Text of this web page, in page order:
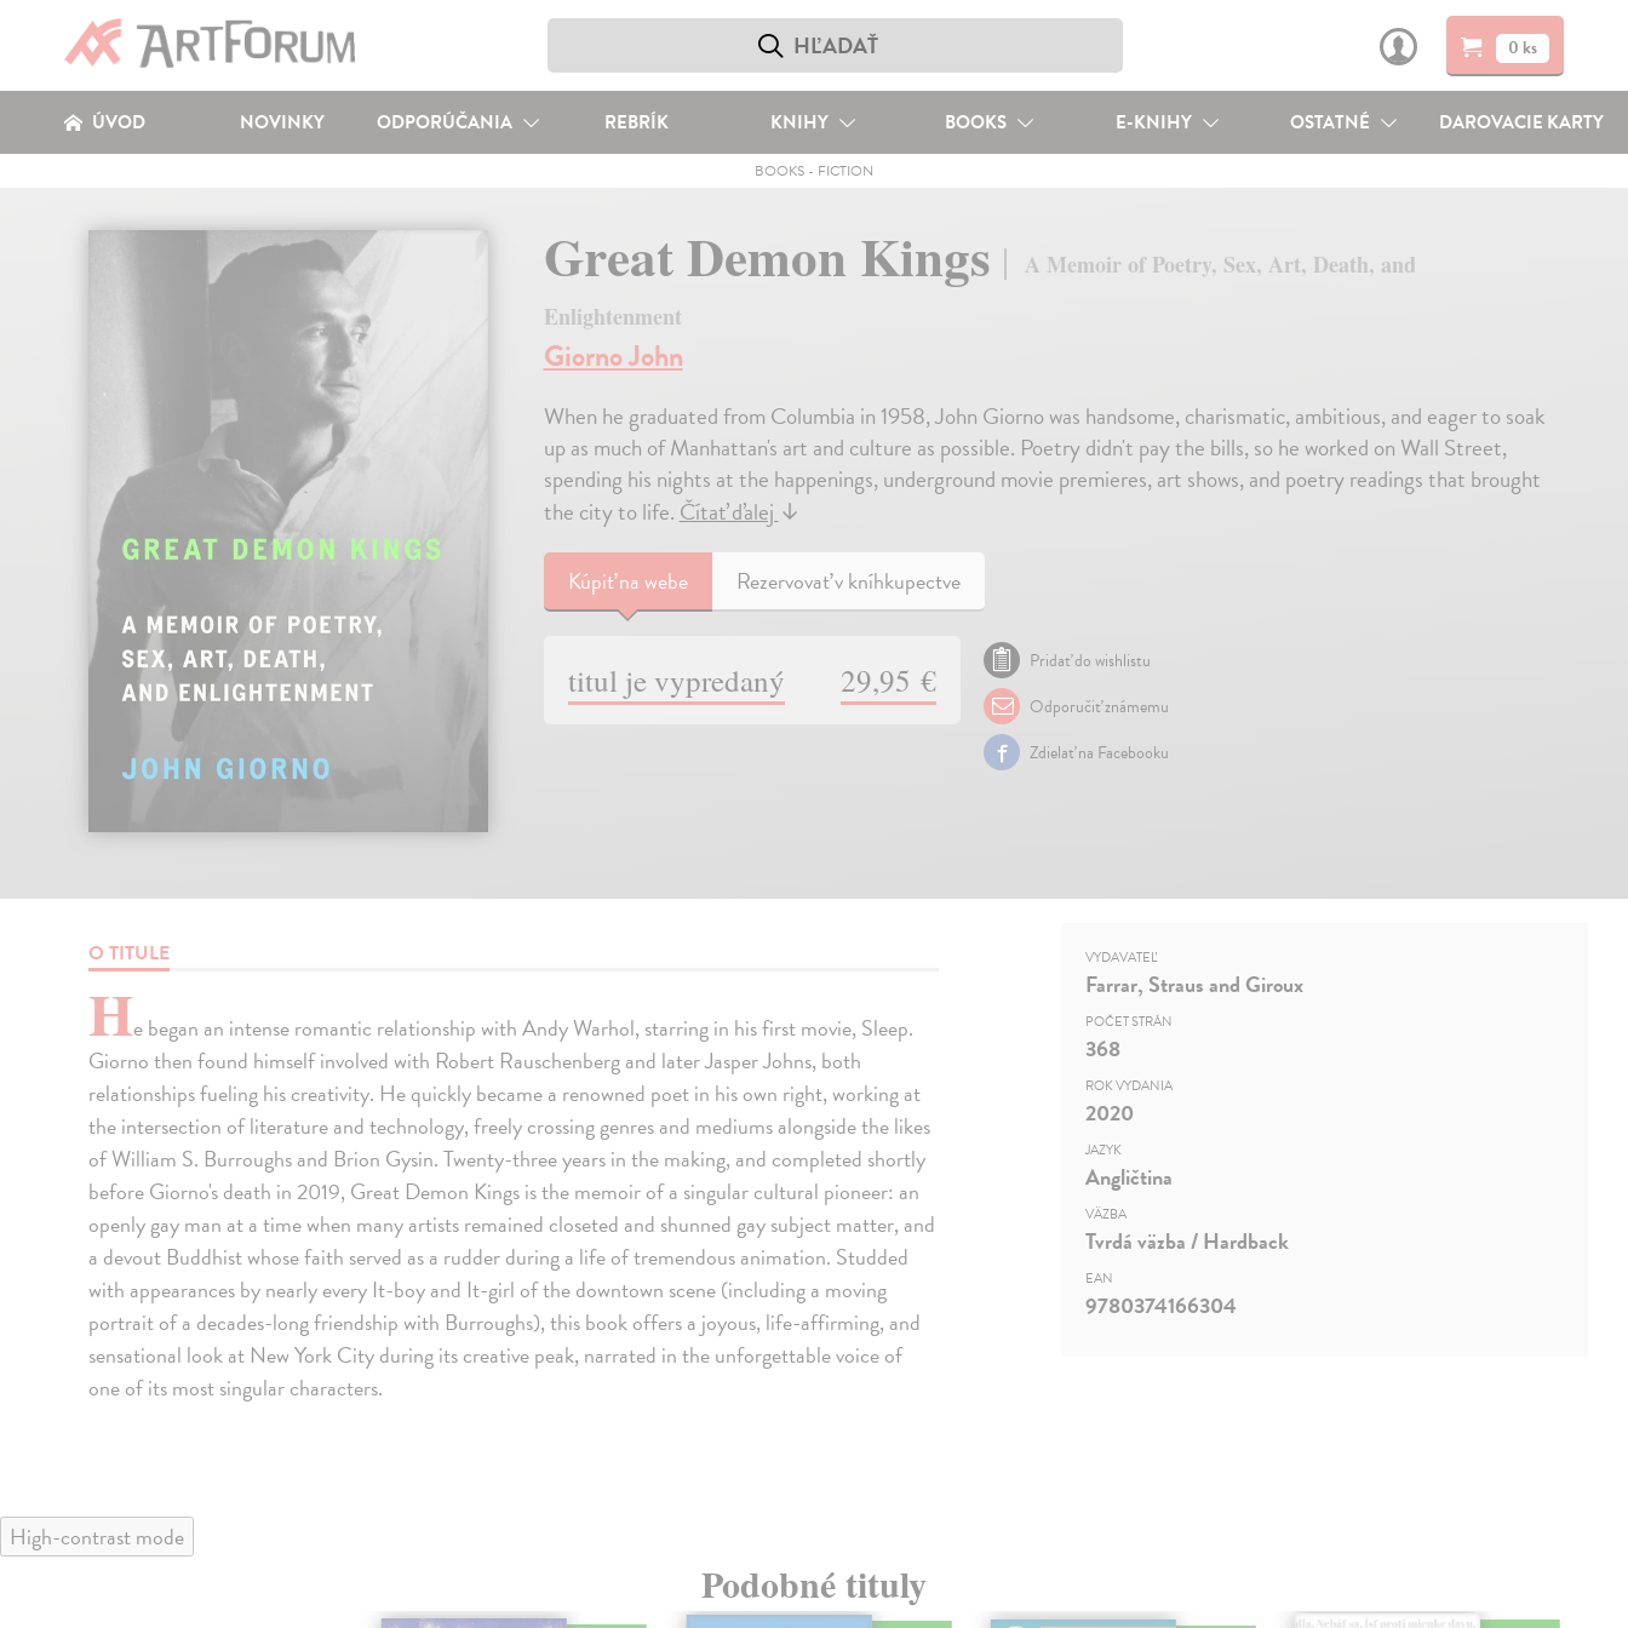
0 ks
ÚVOD NOVINKY ODPORÚČANIA REBRÍK KNIHY BOOKS E-KNIHY OSTATNÉ DAROVACIE KARTY
BOOKS- FICTION
Great Demon Kings
A Memoir of Poetry, Sex, Art, Death, and
Enlightenment
Giorno John
When he graduated from Columbia in 1958, John Giorno was handsome, charismatic, ambitious, and eager to soak
up as much of Manhattan's art and culture as possible. Poetry didn't pay the bills, so he worked on Wall Street,
spending his nights at the happenings, underground movie premieres, art shows, and poetry readings that brought
the city to life.Čítať ďalej↓
Kúpiťna webe Rezervovať v kníhkupectve
titul je vypredaný 29,95 €
Pridať do wishlistu
Odporučiť známemu
Zdielať na Facebooku
O TITULE
He began an intense romantic relationship with Andy Warhol, starring in his first movie, Sleep.
Giorno then found himself involved with Robert Rauschenberg and later Jasper Johns, both
relationships fueling his creativity. He quickly became a renowned poet in his own right, working at
the intersection of literature and technology, freely crossing genres and mediums alongside the likes
of William S. Burroughs and Brion Gysin. Twenty-three years in the making, and completed shortly
before Giorno's death in 2019, Great Demon Kings is the memoir of a singular cultural pioneer: an
openly gay man at a time when many artists remained closeted and shunned gay subject matter, and
a devout Buddhist whose faith served as a rudder during a life of tremendous animation. Studded
with appearances by nearly every It-boy and It-girl of the downtown scene (including a moving
portrait of a decades-long friendship with Burroughs), this book offers a joyous, life-affirming, and
sensational look at New York City during its creative peak, narrated in the unforgettable voice of
one of its most singular characters.
VYDAVATEĽ
Farrar, Straus and Giroux
POČET STRÁN
368
ROK VYDANIA
2020
JAZYK
Angličtina
VÄZBA
Tvrdá väzba / Hardback
EAN
9780374166304
High-contrast mode
Podobné tituly